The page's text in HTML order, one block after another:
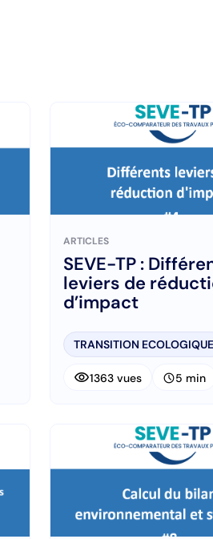
ARTICLES
SEVE-TP :
leviers de
d’impact
TRANSITION ECOLOGIQUE
visibility1363 vues schedule5 min